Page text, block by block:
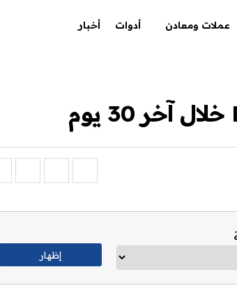
عملات ومعادن أدوات أخبار